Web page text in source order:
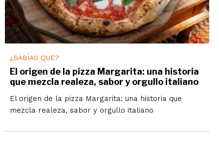
¿SABÍAS QUE?
El origen de la pizza Margarita: una historia
que mezcla realeza, sabor y orgullo italiano
El origen de la pizza Margarita: una historia que
mezcla realeza, sabor y orgullo italiano